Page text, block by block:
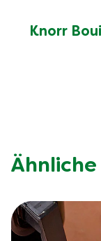
Knorr